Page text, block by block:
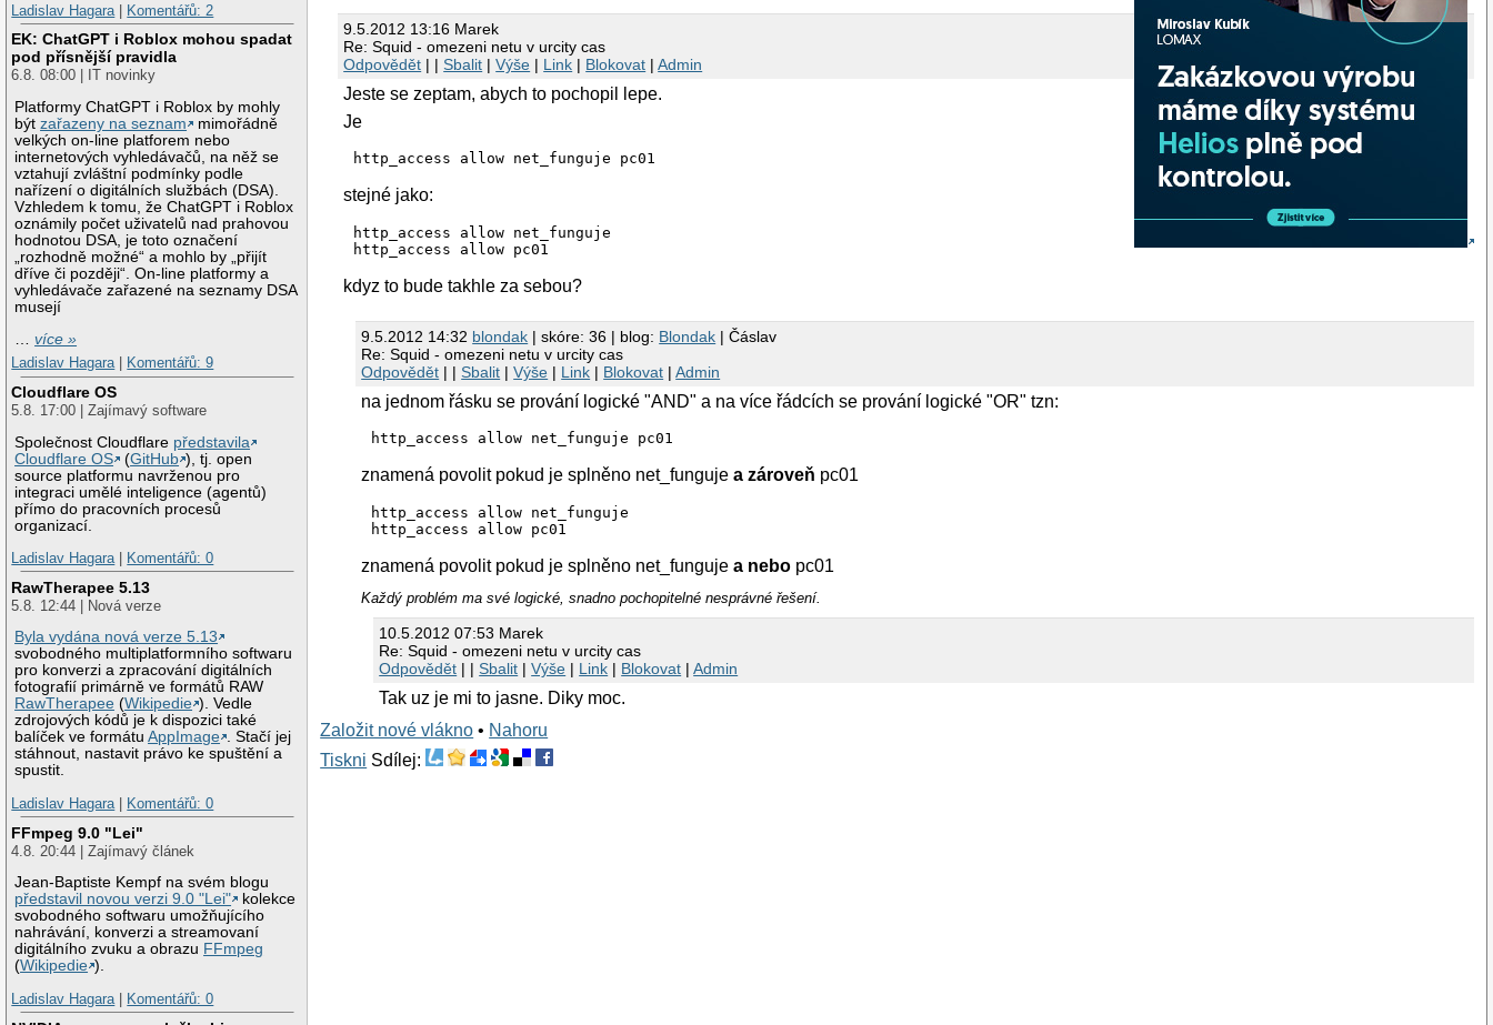
Ladislav Hagara
Komentářů: 2
EK: ChatGPT i Roblox mohou spadat
pod přísnější pravidla
6.8. 08:00 | IT novinky
Platformy ChatGPT i Roblox by mohly
býtzařazeny na seznam
mimořádně
velkých on-line platforem nebo
internetových vyhledávačů, na něž se
vztahují zvláštní podmínky podle
nařízení o digitálních službách (DSA).
Vzhledem k tomu, že ChatGPT i Roblox
oznámily počet uživatelů nad prahovou
hodnotou DSA, je toto označení
„rozhodně možné“ a mohlo by „přijít
dříve či později“. On-line platformy a
vyhledávače zařazené na seznamy DSA
musejí
…více »
Ladislav Hagara| Komentářů: 9
Cloudflare OS
5.8. 17:00 | Zajímavý software
Společnost Cloudflare představila
Cloudflare OS
(GitHub ), tj. open
source platformu navrženou pro
integraci umělé inteligence (agentů)
přímo do pracovních procesů
organizací.
Ladislav Hagara| Komentářů: 0
RawTherapee 5.13
5.8. 12:44 | Nová verze
Byla vydána nová verze 5.13
svobodného multiplatformního softwaru
pro konverzi a zpracování digitálních
fotografií primárně ve formátů RAW
RawTherapee (Wikipedie ). Vedle
zdrojových kódů je k dispozici také
balíček ve formátuAppImage . Stačí jej
stáhnout, nastavit právo ke spuštění a
spustit.
Ladislav Hagara| Komentářů: 0
FFmpeg 9.0 "Lei"
4.8. 20:44 | Zajímavý článek
Jean-Baptiste Kempf na svém blogu
představil novou verzi 9.0 "Lei"
kolekce
svobodného softwaru umožňujícího
nahrávání, konverzi a streamovaní
digitálního zvuku a obrazu FFmpeg
(Wikipedie ).
Ladislav Hagara| Komentářů: 0
9.5.2012 13:16 Marek
Re: Squid - omezeni netu v urcity cas
Odpovědět | |Sbalit |Výše | Link | Blokovat |Admin
Jeste se zeptam, abych to pochopil lepe.
Je
http_access allow net_funguje pc01
stejné jako:
http_access allow net_funguje
http_access allow pc01
kdyz to bude takhle za sebou?
9.5.2012 14:32 blondak | skóre: 36 | blog: Blondak | Čáslav
Re: Squid - omezeni netu v urcity cas
Odpovědět | |Sbalit |Výše | Link | Blokovat |Admin
na jednom řásku se prování logické "AND" a na více řádcích se prování logické "OR" tzn:
znamená povolit pokud je splněno net_fungujea zároveň pc01
http_access allow net_funguje
znamená povolit pokud je splněno net_fungujea nebo pc01
Každý problém ma své logické, snadno pochopitelné nesprávné řešení.
10.5.2012 07:53 Marek
Re: Squid - omezeni netu v urcity cas
Odpovědět | |Sbalit |Výše | Link | Blokovat |Admin
Tak uz je mi to jasne. Diky moc.
Založit nové vlákno • Nahoru
Tiskni Sdílej: